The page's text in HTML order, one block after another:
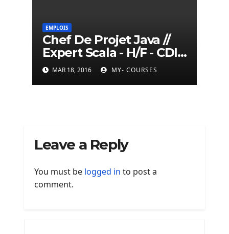
EMPLOIS
Chef De Projet Java //
Expert Scala - H/F - CDI -
Paris
MAR 18, 2016 MY- COURSES
Leave a Reply
You must be logged in to post a
comment.